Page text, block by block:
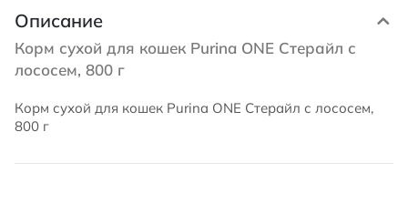
Описание
Корм сухой для кошек Purina ONE Стерайл с
лососем, 800 г
Корм сухой для кошек Purina ONE Стерайл с лососем,
800 г